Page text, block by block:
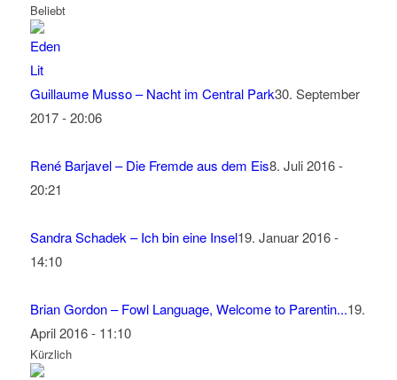
Beliebt
Guillaume Musso – Nacht im Central Park30. September
2017 - 20:06
René Barjavel – Die Fremde aus dem Eis8. Juli 2016 -
20:21
Sandra Schadek – Ich bin eine Insel19. Januar 2016 -
14:10
Brian Gordon – Fowl Language, Welcome to Parentin...19.
April 2016 - 11:10
Kürzlich